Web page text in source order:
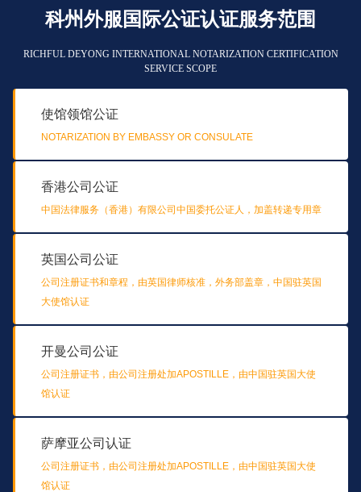
科州外服国际公证认证服务范围
RICHFUL DEYONG INTERNATIONAL NOTARIZATION CERTIFICATION
SERVICE SCOPE
使馆领馆公证
NOTARIZATION BY EMBASSY OR CONSULATE
香港公司公证
中国法律服务（香港）有限公司中国委托公证人，加盖转递专用章
英国公司公证
公司注册证书和章程，由英国律师核准，外务部盖章，中国驻英国
大使馆认证
开曼公司公证
公司注册证书，由公司注册处加APOSTILLE，由中国驻英国大使
馆认证
萨摩亚公司认证
公司注册证书，由公司注册处加APOSTILLE，由中国驻英国大使
馆认证